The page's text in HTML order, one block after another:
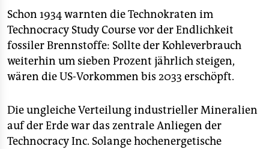
Schon 1934 warnten die Technokraten im
Technocracy Study Course vor der Endlichkeit
fossiler Brennstoffe: Sollte der Kohleverbrauch
weiterhin um sieben Prozent jährlich steigen,
wären die US-Vorkommen bis 2033 erschöpft.
Die ungleiche Verteilung industrieller Mineralien
auf der Erde war das zentrale Anliegen der
Technocracy Inc. Solange hochenergetische